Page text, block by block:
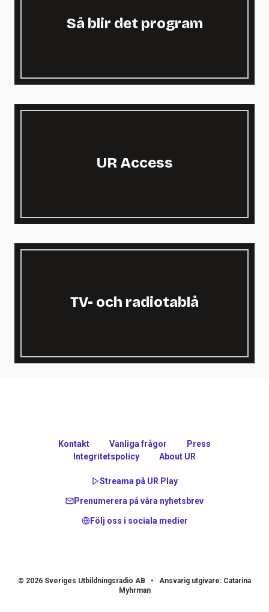
Så blir det program
UR Access
TV- och radiotablå
Kontakt Vanliga frågor
Press
Integritetspolicy
About UR
Streama på UR Play
Prenumerera på våra nyhetsbrev
Följ oss i sociala medier
© 2026 Sveriges Utbildningsradio AB • Ansvarig utgivare: Catarina
Myhrman